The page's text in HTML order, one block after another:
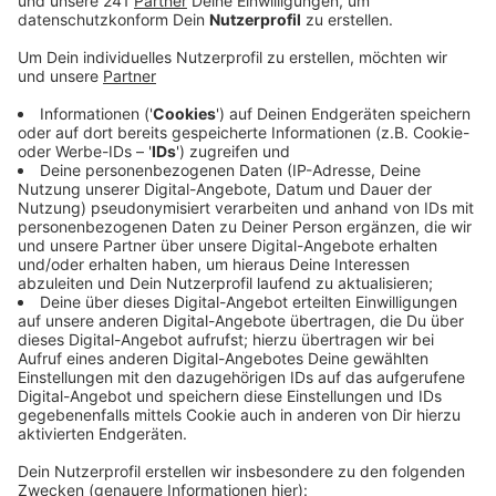
Anzeige
Aktuell sind 904 Personen im Oberbergischen Kreis
erkrankt – allein 149 in Gummersbach. Die 7-Tage-
Inzidenz beträgt für den Oberbergischen Kreis 311 und
ist damit leicht runtergegangen. Vergangene Woche
lag sie noch bei 329. Auch auf den oberbergischen
Intensivstationen ist die Lage überschaubar.
Insgesamt werden 32 Personen stationär behandelt –
30 von ihnen auf der Normalstation. 2 Menschen
starben zuletzt an Corona. Aus dem Rheinisch-
Bergischen Kreis liegen keine neuen Todes-Meldungen
wegen Corona vor. 170 Neuinfektionen sind im
Rheinisch-Bergischen gemeldet worden. Die Inzidenz
liegt bei 340 und damit knapp über dem
Oberbergischen Kreis.